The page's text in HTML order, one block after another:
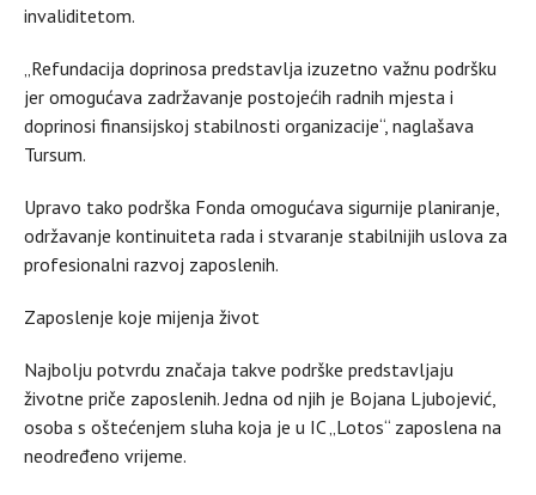
invaliditetom.
„Refundacija doprinosa predstavlja izuzetno važnu podršku
jer omogućava zadržavanje postojećih radnih mjesta i
doprinosi finansijskoj stabilnosti organizacije“, naglašava
Tursum.
Upravo tako podrška Fonda omogućava sigurnije planiranje,
održavanje kontinuiteta rada i stvaranje stabilnijih uslova za
profesionalni razvoj zaposlenih.
Zaposlenje koje mijenja život
Najbolju potvrdu značaja takve podrške predstavljaju
životne priče zaposlenih. Jedna od njih je Bojana Ljubojević,
osoba s oštećenjem sluha koja je u IC „Lotos“ zaposlena na
neodređeno vrijeme.